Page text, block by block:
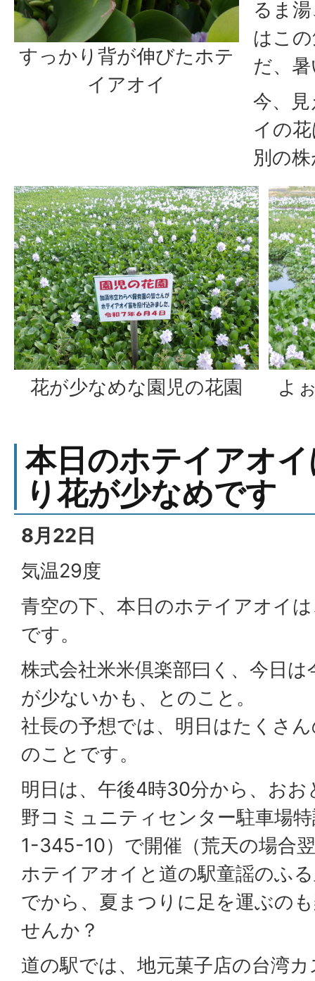
すっかり背が伸びたホテ
イアオイ
るま
はこ
だ、
今、
イの
別の
花が少なめな園児の花園 よ
本日のホテイアオ
り花が少なめです
8月22日
気温29度
青空の下、本日のホテイアオイ
です。
株式会社米米倶楽部曰く、今日
が少ないかも、とのこと。
社長の予想では、明日はたくさ
のことです。
明日は、午後4時30分から、お
野コミュニティセンター駐車場
1-345-10）で開催（荒天の場合
ホテイアオイと道の駅童謡のふ
でから、夏まつりに足を運ぶの
せんか？
道の駅では、地元菓子店の台湾